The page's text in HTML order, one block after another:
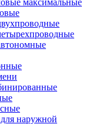
максимальные
наружной